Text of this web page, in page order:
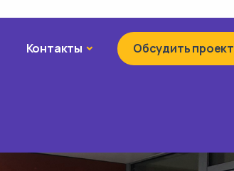
Контакты КонтактыОбсудить проект